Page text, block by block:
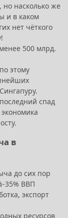
насколько же
и в каком
нет чёткого
500 млрд.
этому
спад
в
до сих пор
35% ВВП
экспорт
ресурсов